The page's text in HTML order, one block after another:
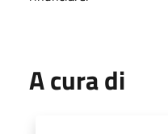
A cura di